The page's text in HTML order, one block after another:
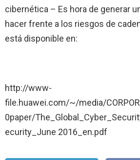
cibernética – Es hora de generar
hacer frente a los riesgos de
está disponible en:
http://www-
file.huawei.com/~/media/
0paper/
ecurity_June 2016_en.pdf